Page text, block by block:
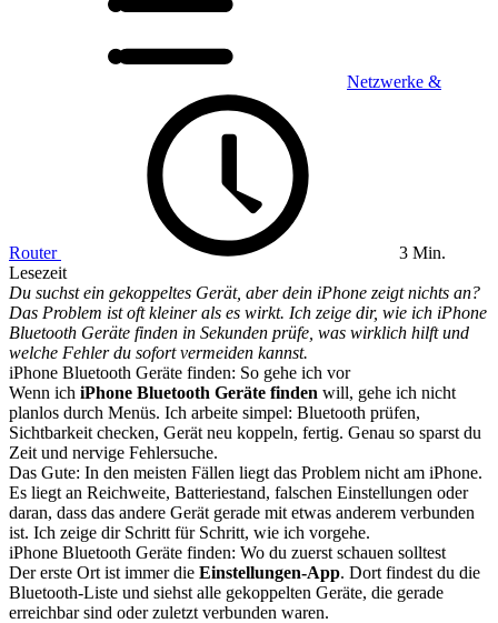
Netzwerke &
Router
3 Min.
Lesezeit
Du suchst ein gekoppeltes Gerät, aber dein iPhone zeigt nichts an?
Das Problem ist oft kleiner als es wirkt. Ich zeige dir, wie ich iPhone
Bluetooth Geräte finden in Sekunden prüfe, was wirklich hilft und
welche Fehler du sofort vermeiden kannst.
iPhone Bluetooth Geräte finden: So gehe ich vor
Wenn ich iPhone Bluetooth Geräte finden will, gehe ich nicht
planlos durch Menüs. Ich arbeite simpel: Bluetooth prüfen,
Sichtbarkeit checken, Gerät neu koppeln, fertig. Genau so sparst du
Zeit und nervige Fehlersuche.
Das Gute: In den meisten Fällen liegt das Problem nicht am iPhone.
Es liegt an Reichweite, Batteriestand, falschen Einstellungen oder
daran, dass das andere Gerät gerade mit etwas anderem verbunden
ist. Ich zeige dir Schritt für Schritt, wie ich vorgehe.
iPhone Bluetooth Geräte finden: Wo du zuerst schauen solltest
Der erste Ort ist immer die Einstellungen-App. Dort findest du die
Bluetooth-Liste und siehst alle gekoppelten Geräte, die gerade
erreichbar sind oder zuletzt verbunden waren.